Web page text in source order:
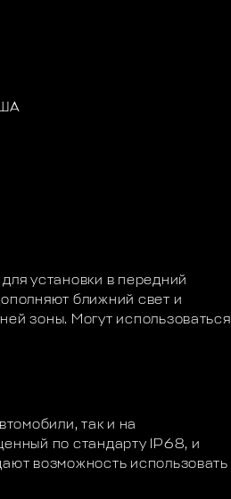
установки в передний
ближний свет и
зоны. Могут использоваться
так и на
по стандарту IP68, и
возможность использовать